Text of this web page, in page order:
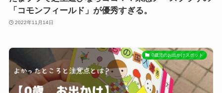
「コモンフィールド」が優秀すぎる。
2022年11月14日
0歳児のお出かけスポット